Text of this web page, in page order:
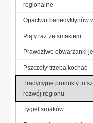
regionalne
Opactwo benedyktynów
Piąty raz ze smakiem
Prawdziwe obwarzanki
Pszczoły trzeba kochać
Tradycyjne produkty to
rozwój regionu
Tygiel smaków